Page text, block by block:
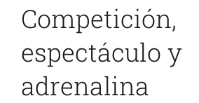
Competición,
espectáculo y
adrenalina